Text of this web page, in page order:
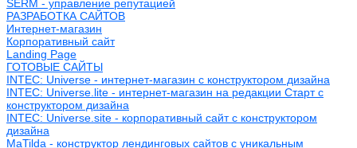
SERM - управление репутацией
РАЗРАБОТКА САЙТОВ
Интернет-магазин
Корпоративный сайт
Landing Page
ГОТОВЫЕ САЙТЫ
INTEC: Universe - интернет-магазин с конструктором дизайна
INTEC: Universe.lite - интернет-магазин на редакции Старт с
конструктором дизайна
INTEC: Universe.site - корпоративный сайт с конструктором
дизайна
MaTilda - конструктор лендинговых сайтов с уникальным